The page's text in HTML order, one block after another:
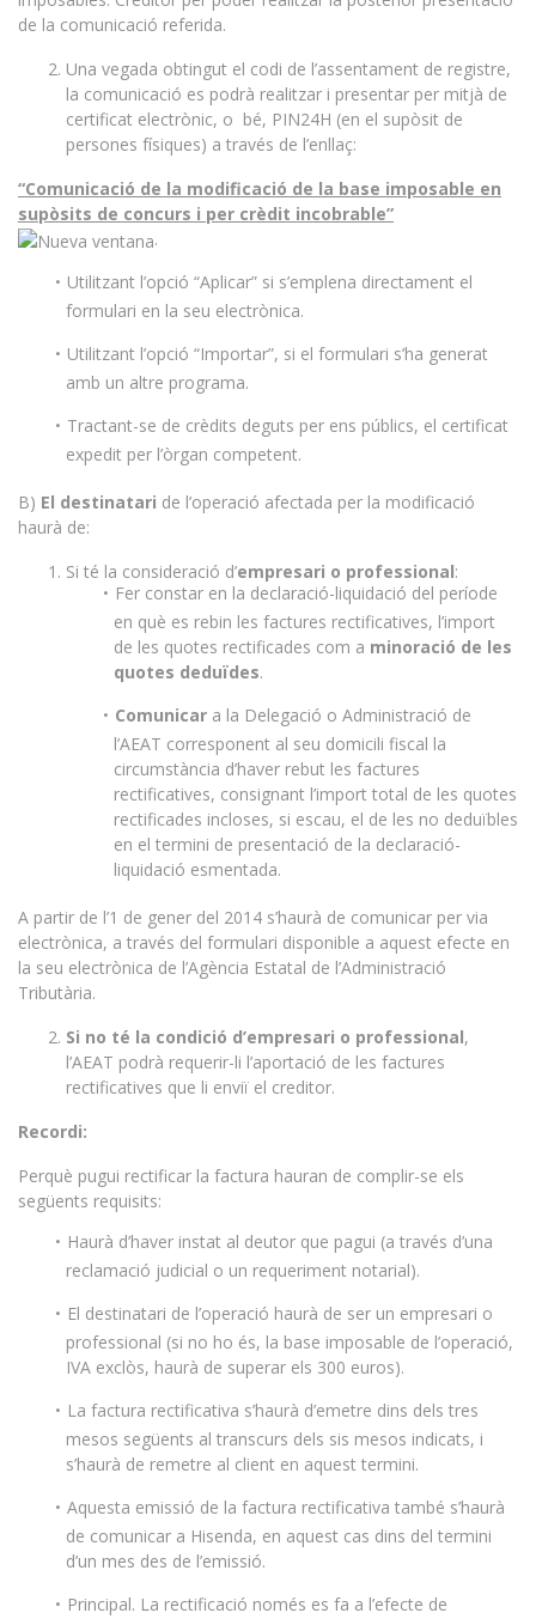
de la comunicació referida.
Una vegada obtingut el codi de l’assentament de registre,
la comunicació es podrà realitzar i presentar per mitjà de
certificat electrònic, o bé, PIN24H (en el supòsit de
persones físiques) a través de l’enllaç:
“Comunicació de la modificació de la base imposable en
supòsits de concurs i per crèdit incobrable”
.
Utilitzant l’opció “Aplicar” si s’emplena directament el
formulari en la seu electrònica.
Utilitzant l’opció “Importar”, si el formulari s’ha generat
amb un altre programa.
Tractant-se de crèdits deguts per ens públics, el certificat
expedit per l’òrgan competent.
B) El destinatari de l’operació afectada per la modificació
haurà de:
Si té la consideració d’empresari o professional:
Fer constar en la declaració-liquidació del període
en què es rebin les factures rectificatives, l’import
de les quotes rectificades com a minoració de les
quotes deduïdes.
Comunicar a la Delegació o Administració de
l’AEAT corresponent al seu domicili fiscal la
circumstància d’haver rebut les factures
rectificatives, consignant l’import total de les quotes
rectificades incloses, si escau, el de les no deduïbles
en el termini de presentació de la declaració-
liquidació esmentada.
A partir de l’1 de gener del 2014 s’haurà de comunicar per via
electrònica, a través del formulari disponible a aquest efecte en
la seu electrònica de l’Agència Estatal de l’Administració
Tributària.
Si no té la condició d’empresari o professional,
l’AEAT podrà requerir-li l’aportació de les factures
rectificatives que li enviï el creditor.
Recordi:
Perquè pugui rectificar la factura hauran de complir-se els
següents requisits:
Haurà d’haver instat al deutor que pagui (a través d’una
reclamació judicial o un requeriment notarial).
El destinatari de l’operació haurà de ser un empresari o
professional (si no ho és, la base imposable de l’operació,
IVA exclòs, haurà de superar els 300 euros).
La factura rectificativa s’haurà d’emetre dins dels tres
mesos següents al transcurs dels sis mesos indicats, i
s’haurà de remetre al client en aquest termini.
Aquesta emissió de la factura rectificativa també s’haurà
de comunicar a Hisenda, en aquest cas dins del termini
d’un mes des de l’emissió.
Principal. La rectificació només es fa a l’efecte de